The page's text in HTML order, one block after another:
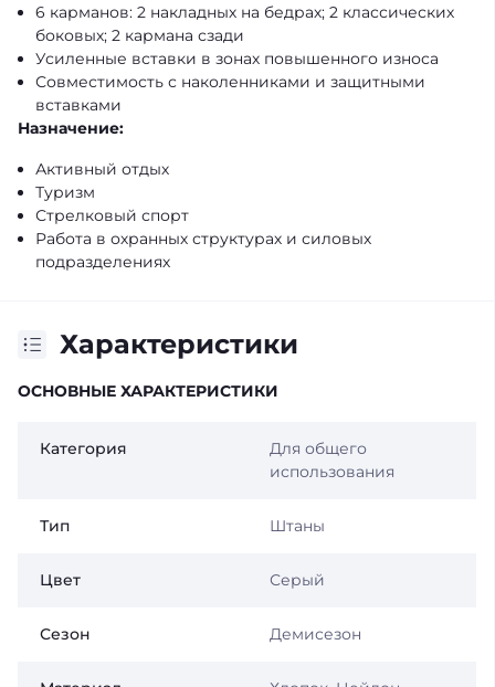
6 карманов: 2 накладных на бедрах; 2 классических
боковых; 2 кармана сзади
Усиленные вставки в зонах повышенного износа
Совместимость с наколенниками и защитными
вставками
Назначение:
Активный отдых
Туризм
Стрелковый спорт
Работа в охранных структурах и силовых
подразделениях
Характеристики
ОСНОВНЫЕ ХАРАКТЕРИСТИКИ
Категория
Для общего
использования
Тип Штаны
Цвет Серый
Сезон Демисезон